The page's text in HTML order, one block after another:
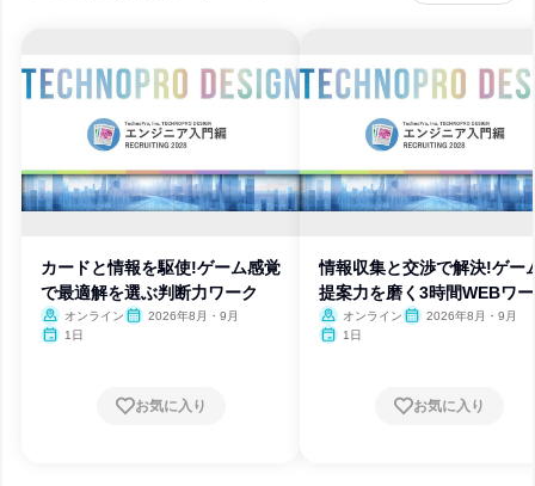
カードと情報を駆使!ゲーム感覚
で最適解を選ぶ判断力ワーク
オンライン
2026年8月・9月
1日
お気に入り
情報収集と交渉で解決!ゲー
提案力を磨く3時間WEBワ
オンライン
2026年8月・9月
1日
お気に入り